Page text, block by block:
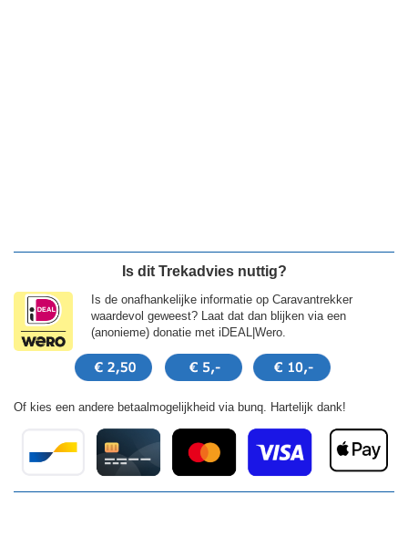
Is dit Trekadvies nuttig?
Is de onafhankelijke informatie op Caravantrekker
waardevol geweest? Laat dat dan blijken via een
(anonieme) donatie met iDEAL|Wero.
Of kies een andere betaalmogelijkheid via bunq. Hartelijk dank!